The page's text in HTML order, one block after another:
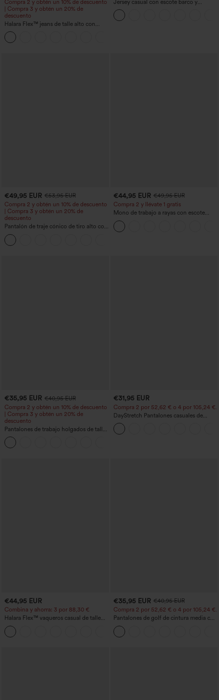
Compra 2 y obtén un 10% de descuento
| Compra 3 y obtén un 20% de
descuento
Halara Flex™ jeans de talle alto con
bolsillos, dobladillo enrollado, pierna
ancha y efecto lavado, estilo casual
Jersey casual con escote barco y
mangas murciélago
€49,95 EUR €53,95 EUR
Compra 2 y obtén un 10% de descuento
| Compra 3 y obtén un 20% de
descuento
Pantalón de traje cónico de tiro alto con
bolsillos
€44,95 EUR €49,95 EUR
Compra 2 y llévate 1 gratis
Mono de trabajo a rayas con escote
barco, sin mangas, lazo lateral, tacto
Cool Touch y bolsillos - Edición Easy
Peezy
€35,95 EUR €40,95 EUR
Compra 2 y obtén un 10% de descuento
| Compra 3 y obtén un 20% de
descuento
Pantalones de trabajo holgados de talle
medio con bolsillos y pernera estilo
barril
€31,95 EUR
Compra 2 por 52,62 € o 4 por 105,24 €.
DayStretch Pantalones casuales de
cintura alta con pernera tipo barril y
bolsillos
€44,95 EUR
Combina y ahorra: 3 por 88,30 €
Halara Flex™ vaqueros casual de talle
alto con bolsillos, estilo baggy de pierna
ancha, efecto lavado
€35,95 EUR €40,95 EUR
Compra 2 por 52,62 € o 4 por 105,24 €.
Pantalones de golf de cintura media con
cordón, dobladillo curvo, secado rápido,
de corte cónico y con bolsillos - UPF40+